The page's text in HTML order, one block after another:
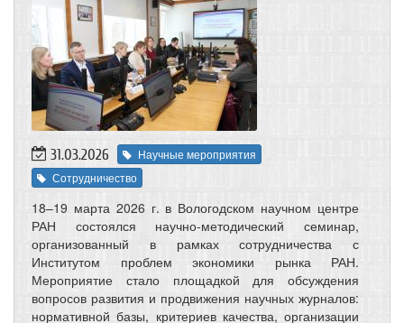
31.03.2026
Научные мероприятия
Сотрудничество
18–19 марта 2026 г. в Вологодском научном центре
РАН состоялся научно-методический семинар,
организованный в рамках сотрудничества с
Институтом проблем экономики рынка РАН.
Мероприятие стало площадкой для обсуждения
вопросов развития и продвижения научных журналов:
нормативной базы, критериев качества, организации